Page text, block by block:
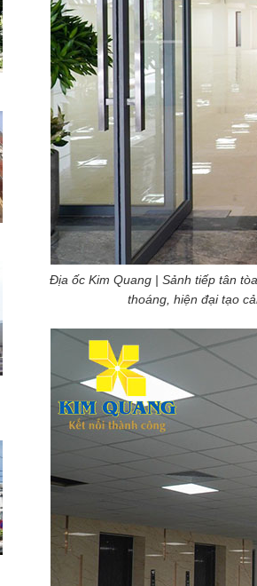
Địa ốc Kim Quang | Sảnh tiếp tân
thoáng, hiện đại tạo